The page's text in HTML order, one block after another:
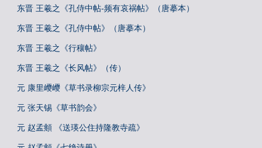
东晋 王羲之《孔侍中帖-频有哀祸帖》（唐摹本）
东晋 王羲之《孔侍中帖》（唐摹本）
东晋 王羲之《行穰帖》
东晋 王羲之《长风帖》（传）
元 康里巎巎《草书录柳宗元梓人传》
元 张天锡《草书韵会》
元 赵孟頫 《送瑛公住持隆教寺疏》